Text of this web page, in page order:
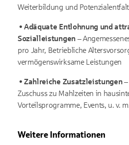
Weiterbildung und
•Adäquate Entlohnung und
Sozialleistungen –
pro Jahr, Betriebliche
vermögenswirksame Leistungen
•Zahlreiche Zusatzleistungen –
Zuschuss zu Mahlzeiten in
Vorteilsprogramme, Events, u. v.
Weitere Informationen